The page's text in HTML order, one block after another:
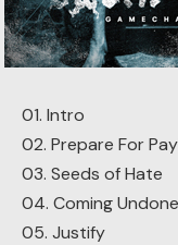
01. Intro
02. Prepare For
03. Seeds of Hate
04. Coming Undone
05. Justify